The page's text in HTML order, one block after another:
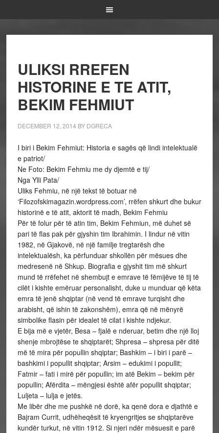
ULIKSI RREFEN
HISTORINE E TE ATIT,
BEKIM FEHMIUT
DECEMBER 12, 2014 BY DGRECA
I biri i Bekim Fehmiut: Historia e sagës që lindi intelektualë
e patriot/
Ne Foto: Bekim Fehmiu me dy djemtë e tij/
Nga Ylli Pata/
Uliks Fehmiu, në një tekst të botuar në
‘Filozofskimagazin.wordpress.com’, rrëfen shkurt dhe bukur
historinë e të atit, aktorit të madh, Bekim Fehmiu
Për të folur për të atin tim, Bekim Fehmiun, më duhet së
pari të flas pak për gjyshin tim Ibrahimin. I lindur në vitin
1982, në Gjakovë, në një familje tregtarësh dhe
intelektualësh, ka përfunduar shkollën për mësues dhe
medresenë në Shkup. Biografia e gjyshit tim më shkurt
mund të rrëfehet në shembujt e emrave të fëmijëve të tij të
cilët i kishte emëruar personalisht, duke u munduar që këta
emra të jenë shqiptar (në vend të emrave turqisht dhe
arabisht, që ishin të zakonshëm), emra që në mënyrë
simbolike flasin për idealet të cilat i kishte ndjekur.
E bija më e vjetër, Besa – fjalë e nderuar, betim dhe një lloj
shenje mbrojtëse te shqiptarët; Shpresa – shpresa për ditë
më të mira për popullin shqiptar; Bashkim – i biri i parë –
bashkimi i popullit shqiptar; Arsim – edukimi i popullit;
Fatmir – fati i mirë për popullin; im atë Bekim – bekim për
popullin; Afërdita – mëngjesi është afër popullit shqiptar;
Luljeta – lulja e jetës.
Me libër dhe me pushkë në dorë, ka qenë dora e djathtë e
Bajram Currit, udhëheqësit të kryengritjes se shqiptarëve
kundër turkut, në vitin 1912. Si njeri ndër mësuesit e parë